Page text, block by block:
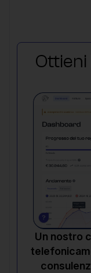
Ottieni
Un nostro